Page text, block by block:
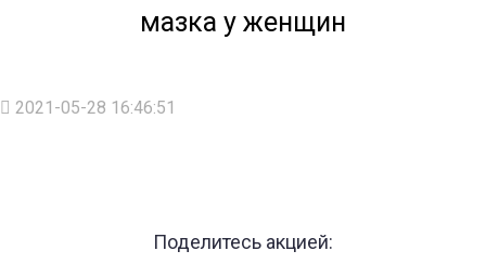
мазка у женщин
2021-05-28 16:46:51
Поделитесь акцией: